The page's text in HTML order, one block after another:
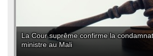
La Cour suprême confirme la
ministre au Mali